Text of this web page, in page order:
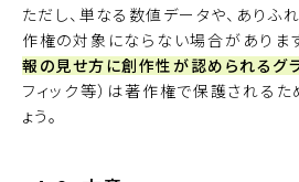
ただし、単なる数値データや、ありふ
作権の対象にならない場合があります
報の見せ方に創作性が認められるグ
フィック等）は著作権で保護される
ょう。